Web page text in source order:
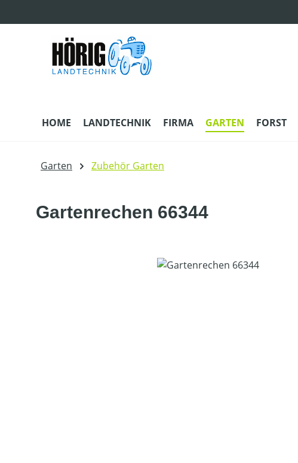
HOME LANDTECHNIK FIRMA GARTEN FORST
Garten Zubehör Garten
Gartenrechen 66344